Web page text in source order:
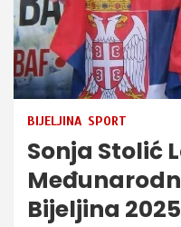
BIJELJINA SPORT
Sonja Stolić
Bijeljina